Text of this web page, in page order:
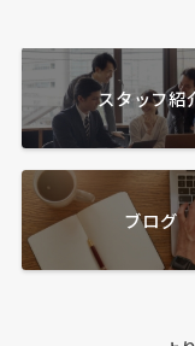
スタッフ紹
ブログ